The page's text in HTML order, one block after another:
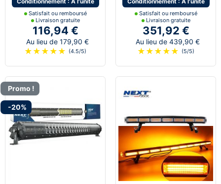
Satisfait ou remboursé
Livraison gratuite
116,94 €
Au lieu de 179,90 €
★ ★ ★ ★ ★ (4.5/5)
Satisfait ou remboursé
Livraison gratuite
351,92 €
Au lieu de 439,90 €
★ ★ ★ ★ ★ (5/5)
Promo !
-20%